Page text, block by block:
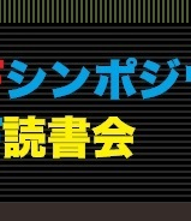
pages are